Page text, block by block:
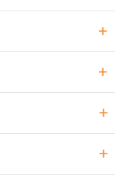
+
+
+
+